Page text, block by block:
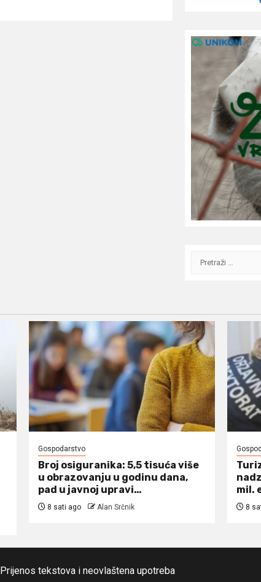
Pretraži:
Gospodarstvo
Broj osiguranika: 5,5 tisuća više
u obrazovanju u godinu dana,
pad u javnoj upravi…
8 sati ago Alan Srčnik
mil.
8
Prijenos tekstova i neovlaštena upotreba